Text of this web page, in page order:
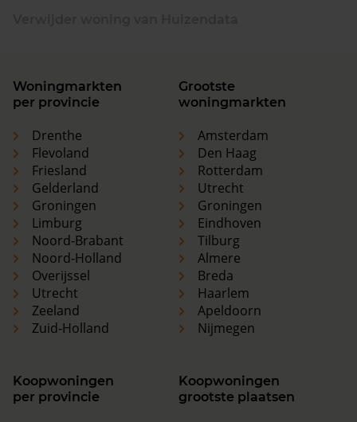
Woningmarkten
per provincie
Drenthe
Flevoland
Friesland
Gelderland
Groningen
Limburg
Noord-Brabant
Noord-Holland
Overijssel
Utrecht
Zeeland
Zuid-Holland
Grootste
woningmarkten
Amsterdam
Den Haag
Rotterdam
Utrecht
Groningen
Eindhoven
Tilburg
Almere
Breda
Haarlem
Apeldoorn
Nijmegen
Koopwoningen
per provincie
Koopwoningen
grootste plaatsen